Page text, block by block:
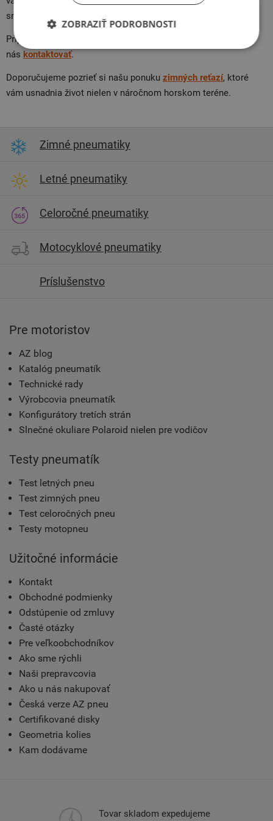
sme umiestnili aj do našeho
Prípadne vám so všetkým radi poradíme osobne, stačí
nás kontaktovať.
Doporučujeme pozrieť si našu ponuku zimných reťazí, ktoré
vám usnadnia život nielen v náročnom horskom teréne.
Zimné pneumatiky
Letné pneumatiky
Celoročné pneumatiky
Motocyklové pneumatiky
Príslušenstvo
Pre motoristov
AZ blog
Katalóg pneumatík
Technické rady
Výrobcovia pneumatík
Konfigurátory tretích strán
Slnečné okuliare Polaroid nielen pre vodičov
Testy pneumatík
Test letných pneu
Test zimných pneu
Test celoročných pneu
Testy motopneu
Užitočné informácie
Kontakt
Obchodné podmienky
Odstúpenie od zmluvy
Časté otázky
Pre veľkoobchodníkov
Ako sme rýchli
Naši prepravcovia
Ako u nás nakupovať
Česká verze AZ pneu
Certifikované disky
Geometria kolies
Kam dodávame
Tovar skladom expedujeme
ZOBRAZIŤ PODROBNOSTI